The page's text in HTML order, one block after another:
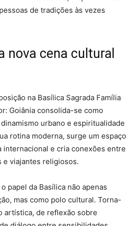
de tradições às vezes
nova cena cultural
na Basílica Sagrada Família
Goiânia consolida-se como
urbano e espiritualidade
rotina moderna, surge um espaço
internacional e cria conexões entre
e viajantes religiosos.
papel da Basílica não apenas
mas como polo cultural. Torna-
artística, de reflexão sobre